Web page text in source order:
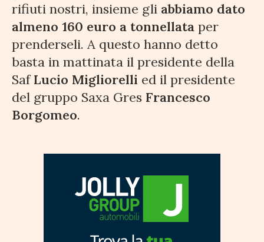
rifiuti nostri, insieme gli abbiamo dato
almeno 160 euro a tonnellata per
prenderseli. A questo hanno detto
basta in mattinata il presidente della
SafLucio Migliorelli ed il presidente
del gruppo Saxa Gres Francesco
Borgomeo.